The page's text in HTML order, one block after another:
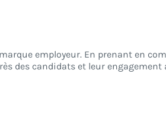
employeur. En prenant en
des candidats et leur engagement